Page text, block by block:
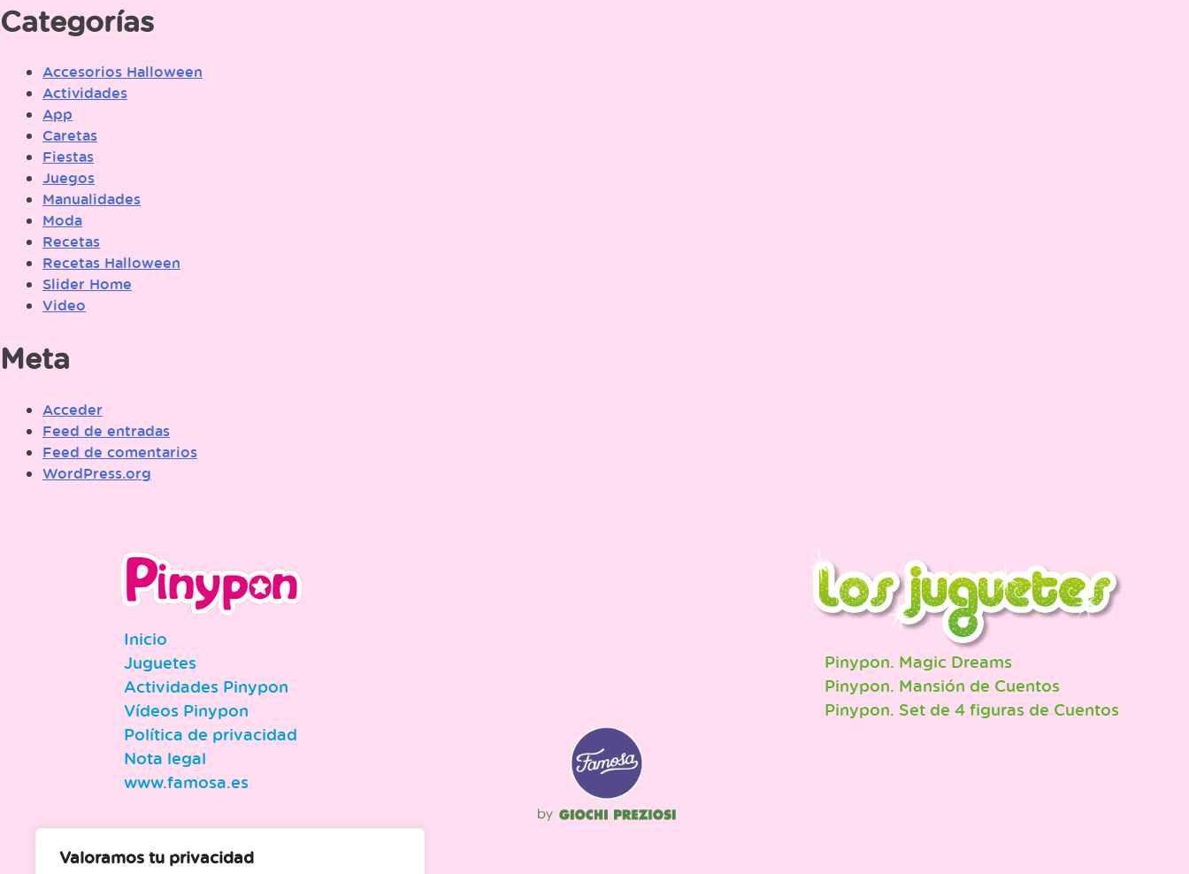
Valoramos tu privacidad
Categorías
Accesorios Halloween
Actividades
App
Caretas
Fiestas
Juegos
Manualidades
Moda
Recetas
Recetas Halloween
Slider Home
Video
Meta
Acceder
Feed de entradas
Feed de comentarios
WordPress.org
Inicio
Juguetes
Actividades Pinypon
Vídeos Pinypon
Política de privacidad
Nota legal
www.famosa.es
Pinypon. Magic Dreams
Pinypon. Mansión de Cuentos
Pinypon. Set de 4 figuras de Cuentos